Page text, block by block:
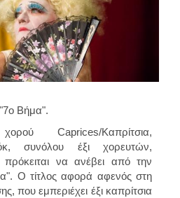
Βήμα".
Caprices/Καπρίτσια,
συνόλου έξι χορευτών,
να ανέβει από την
Ο τίτλος αφορά αφενός στη
που εμπεριέχει έξι καπρίτσια